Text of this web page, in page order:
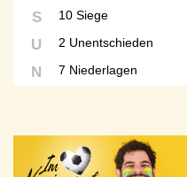
S 10 Siege
U 2 Unentschieden
N 7 Niederlagen